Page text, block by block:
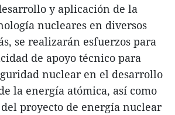
y aplicación de la
nucleares en diversos
se realizarán esfuerzos para
de apoyo técnico para
nuclear en el desarrollo
la energía atómica, así como
proyecto de energía nuclear